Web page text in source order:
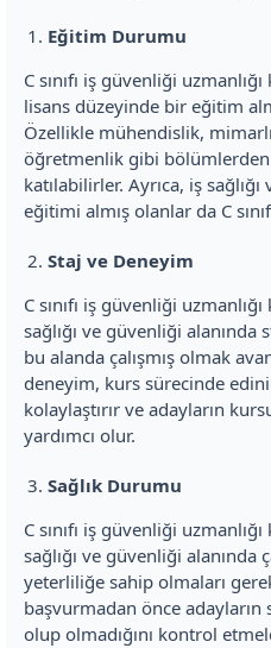
Eğitim Durumu
C sınıfı iş güvenliği
lisans düzeyinde bir eğitim
Özellikle mühendislik,
öğretmenlik gibi
katılabilirler. Ayrıca, iş
eğitimi almış olanlar da C
Staj ve Deneyim
C sınıfı iş güvenliği
sağlığı ve güvenliği
bu alanda çalışmış olmak
deneyim, kurs sürecinde
kolaylaştırır ve adayların
yardımcı olur.
Sağlık Durumu
C sınıfı iş güvenliği
sağlığı ve güvenliği alanında
yeterliliğe sahip olmaları
başvurmadan önce adayların
olup olmadığını kontrol